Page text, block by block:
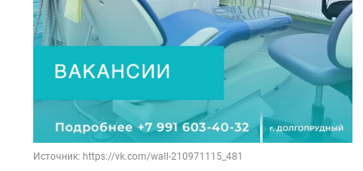
Источник: https://vk.com/wall-210971115_481